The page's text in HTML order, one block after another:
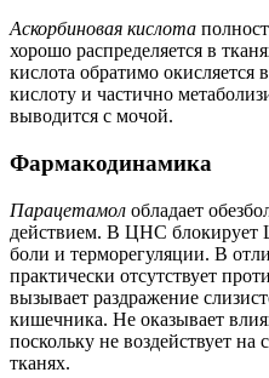
Аскорбиновая кислота
хорошо распределяется в
кислота обратимо окисляется
кислоту и частично
выводится с мочой.
Фармакодинамика
Парацетамол обладает
действием. В ЦНС блокирует
боли и терморегуляции. В
практически отсутствует
вызывает раздражение
кишечника. Не оказывает
поскольку не воздействует
тканях.